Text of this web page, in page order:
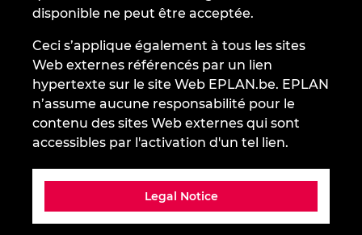
disponible ne peut être acceptée.
Ceci s’applique également à tous les sites
Web externes référencés par un lien
hypertexte sur le site Web EPLAN.be. EPLAN
n’assume aucune responsabilité pour le
contenu des sites Web externes qui sont
accessibles par l'activation d'un tel lien.
Legal Notice
Denmark
Finland
France
Germany
Greece
Hungary